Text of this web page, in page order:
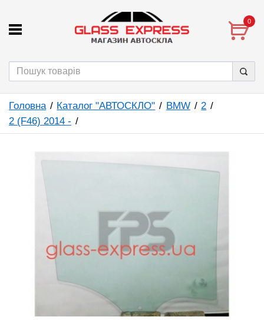
0
Головна Каталог "АВТОСКЛО" BMW
2
2 (F46) 2014 -